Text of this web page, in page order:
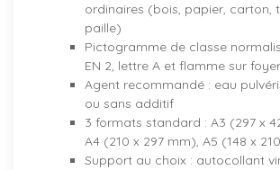
ordinaires (bois, papier, carton,
paille)
Pictogramme de classe
EN 2, lettre A et flamme sur
Agent recommandé : eau
ou sans additif
3 formats standard : A3 (297 x
A4 (210 x 297 mm), A5 (148 x
Support au choix : autocollant